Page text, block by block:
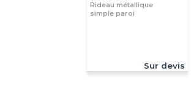
Rideau métallique
simple paroi
Sur devis